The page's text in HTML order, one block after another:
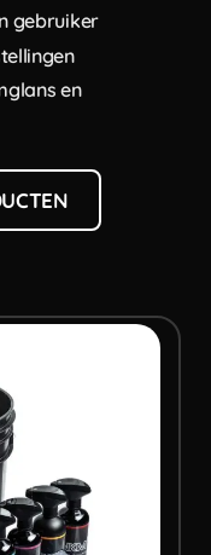
gebruiker
en